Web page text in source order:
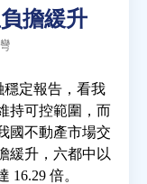
擔緩升
穩定報告，看我
持可控範圍，而
國不動產市場交
緩升，六都中以
16.29 倍。